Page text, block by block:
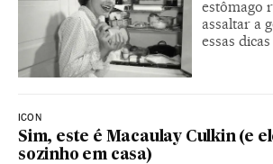
estômago
assaltar a
essas dicas
ICON
Sim, este é Macaulay Culkin (e
sozinho em casa)